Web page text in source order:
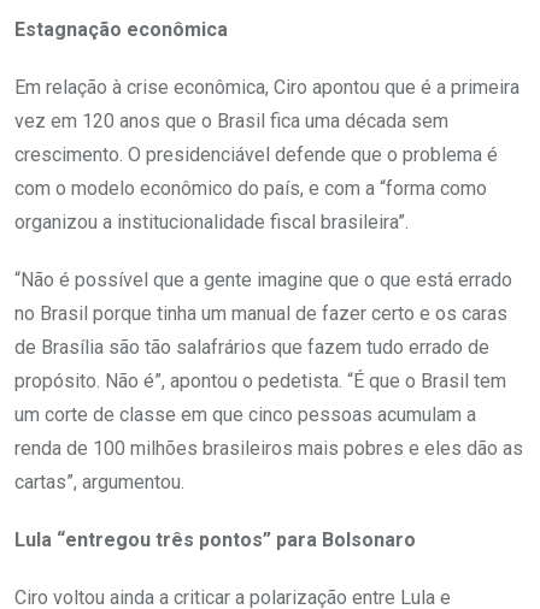
Estagnação econômica
Em relação à crise econômica, Ciro apontou que é a primeira
vez em 120 anos que o Brasil fica uma década sem
crescimento. O presidenciável defende que o problema é
com o modelo econômico do país, e com a “forma como
organizou a institucionalidade fiscal brasileira”.
“Não é possível que a gente imagine que o que está errado
no Brasil porque tinha um manual de fazer certo e os caras
de Brasília são tão salafrários que fazem tudo errado de
propósito. Não é”, apontou o pedetista. “É que o Brasil tem
um corte de classe em que cinco pessoas acumulam a
renda de 100 milhões brasileiros mais pobres e eles dão as
cartas”, argumentou.
Lula “entregou três pontos” para Bolsonaro
Ciro voltou ainda a criticar a polarização entre Lula e